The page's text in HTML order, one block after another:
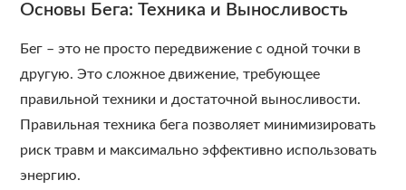
Основы Бега: Техника и Выносливость
Бег – это не просто передвижение с одной точки в
другую. Это сложное движение, требующее
правильной техники и достаточной выносливости.
Правильная техника бега позволяет минимизировать
риск травм и максимально эффективно использовать
энергию.